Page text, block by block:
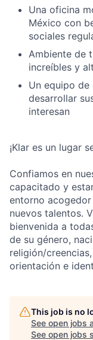
Una oficina
México con
sociales
Ambiente de
increíbles y
Un equipo de
desarrollar
interesan
¡Klar es un lugar
Confiamos en
capacitado y
entorno
nuevos talentos.
bienvenida a
de su género,
religión/
orientación e
This job is no
See open jobs
See open jobs